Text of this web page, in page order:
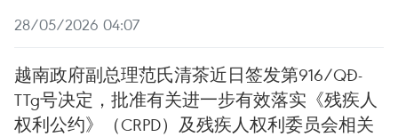
28/05/2026 04:07
越南政府副总理范氏清茶近日签发第916/QĐ-
TTg号决定，批准有关进一步有效落实《残疾人
权利公约》（CRPD）及残疾人权利委员会相关